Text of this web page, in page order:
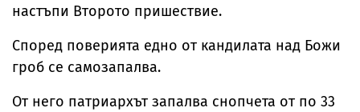
настъпи Второто пришествие.
Според поверията едно от кандилата над Божи
гроб се самозапалва.
От него патриархът запалва снопчета от по 33